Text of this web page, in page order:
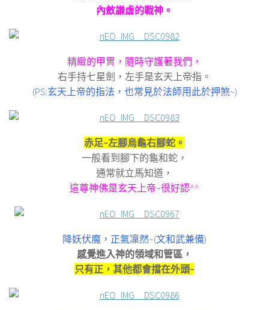
內斂謙虛的戰神。
精緻的甲冑，隨時守護著我們，
右手持七星劍，左手是玄天上帝指。
(PS:玄天上帝的指法，也常見於法師用此於押煞~)
赤足~左腳烏龜右腳蛇。
一般看到腳下的龜和蛇，
通常就立馬知道，
這尊神佛是玄天上帝~很好認^^
降妖伏魔，正氣凜然~(文和武兼備)
感覺進入神的領域和管區，
只有正，其他都會擋在外頭~